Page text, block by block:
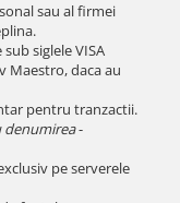
sau al firmei
siglele VISA
Maestro, daca au
pentru tranzactii.
denumirea-
pe serverele